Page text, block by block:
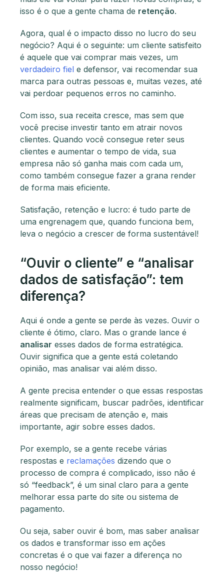
isso é o que a gente chama de retenção.
Agora, qual é o impacto disso no lucro do seu
negócio? Aqui é o seguinte: um cliente satisfeito
é aquele que vai comprar mais vezes, um
verdadeiro fiel e defensor, vai recomendar sua
marca para outras pessoas e, muitas vezes, até
vai perdoar pequenos erros no caminho.
Com isso, sua receita cresce, mas sem que
você precise investir tanto em atrair novos
clientes. Quando você consegue reter seus
clientes e aumentar o tempo de vida, sua
empresa não só ganha mais com cada um,
como também consegue fazer a grana render
de forma mais eficiente.
Satisfação, retenção e lucro: é tudo parte de
uma engrenagem que, quando funciona bem,
leva o negócio a crescer de forma sustentável!
“Ouvir o cliente” e “analisar
dados de satisfação”: tem
diferença?
Aqui é onde a gente se perde às vezes. Ouvir o
cliente é ótimo, claro. Mas o grande lance é
analisar esses dados de forma estratégica.
Ouvir significa que a gente está coletando
opinião, mas analisar vai além disso.
A gente precisa entender o que essas respostas
realmente significam, buscar padrões, identificar
áreas que precisam de atenção e, mais
importante, agir sobre esses dados.
Por exemplo, se a gente recebe várias
respostas e reclamações dizendo que o
processo de compra é complicado, isso não é
só “feedback”, é um sinal claro para a gente
melhorar essa parte do site ou sistema de
pagamento.
Ou seja, saber ouvir é bom, mas saber analisar
os dados e transformar isso em ações
concretas é o que vai fazer a diferença no
nosso negócio!